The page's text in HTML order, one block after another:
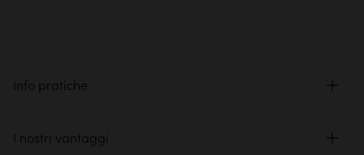
Info pratiche
I nostri vantaggi